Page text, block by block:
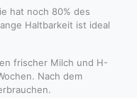
hat noch 80% des
Haltbarkeit ist ideal
frischer Milch und H-
Nach dem